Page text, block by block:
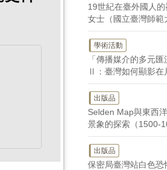
19世紀在臺外國人
女士（國立臺灣師範
學術活動
「傳播媒介的多元
Ⅱ：臺灣如何顯影在
出版品
Selden Map與東西
景象的探索（1500-
出版品
保密局臺灣站白色恐